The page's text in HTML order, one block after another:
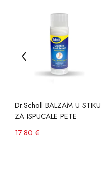
Dr.Scholl BALZAM U STIKU
ZA ISPUCALE PETE
17.80 €